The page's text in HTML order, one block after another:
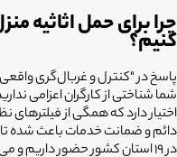
چرا برای حمل اثاثیه
کنیم؟
پاسخ در "کنترل و غربال‌گری
اختیار دارد که همگی از فیلترهای
در ۱۹ استان کشور حضور داریم